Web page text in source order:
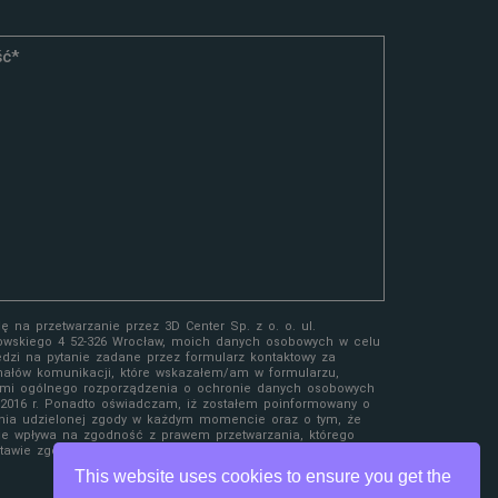
This website uses cookies to ensure you get the
na przetwarzanie przez 3D Center Sp. z o. o. ul.
4 52-326 Wrocław, moich danych osobowych w celu
na pytanie zadane przez formularz kontaktowy za
komunikacji, które wskazałem/am w formularzu,
ogólnego rozporządzenia o ochronie danych osobowych
r. Ponadto oświadczam, iż zostałem poinformowany o
udzielonej zgody w każdym momencie oraz o tym, że
wpływa na zgodność z prawem przetwarzania, którego
zgody przed jej wycofaniem.